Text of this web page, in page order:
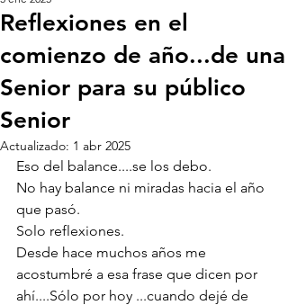
Reflexiones en el
comienzo de año...de una
Senior para su público
Senior
Actualizado: 1 abr 2025
Eso del balance....se los debo.
No hay balance ni miradas hacia el año
que pasó.
Solo reflexiones.
Desde hace muchos años me
acostumbré a esa frase que dicen por
ahí....Sólo por hoy ...cuando dejé de